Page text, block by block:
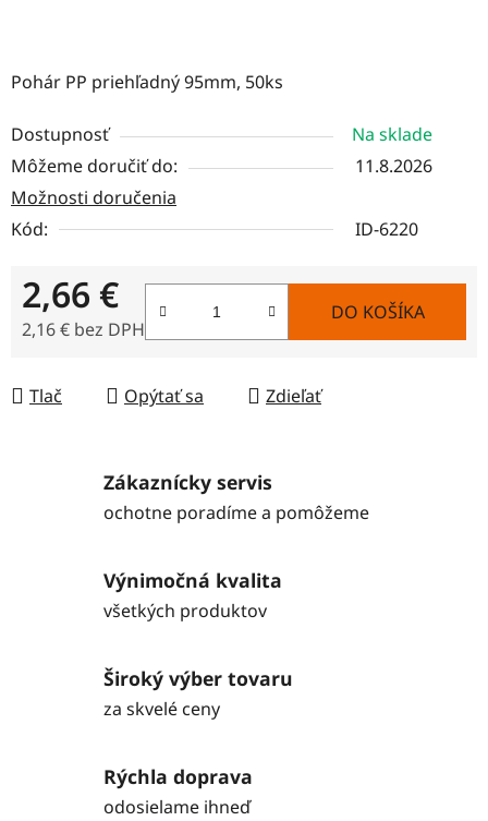
Pohár PP priehľadný 95mm, 50ks
Dostupnosť
Na sklade
Môžeme doručiť do:
11.8.2026
Možnosti doručenia
Kód:
ID-6220
2,66 €
2,16 € bez DPH
DO KOŠÍKA
Tlač Opýtať sa Zdieľať
Zákaznícky servis
ochotne poradíme a pomôžeme
Výnimočná kvalita
všetkých produktov
Široký výber tovaru
za skvelé ceny
Rýchla doprava
odosielame ihneď